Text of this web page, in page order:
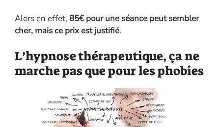
Alors en effet, 85€ pour une séance peut sembler
cher, mais ce prix est justifié.
L’hypnose thérapeutique, ça ne
marche pas que pour les phobies